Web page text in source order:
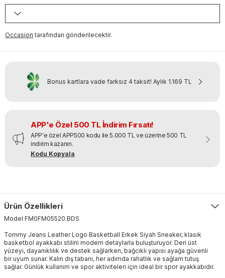
Occasion tarafından gönderilecektir.
Bonus kartlara vade farksız 4 taksit! Aylık 1.169 TL
APP'e Özel 500 TL İndirim Fırsatı!
APP'e özel APP500 kodu ile 5.000 TL ve üzerine 500 TL
indirim kazanın.
Kodu Kopyala
Ürün Özellikleri
Model FM0FM05520.BDS
Tommy Jeans Leather Logo Basketball Erkek Siyah Sneaker, klasik
basketbol ayakkabı stilini modern detaylarla buluşturuyor. Deri üst
yüzeyi, dayanıklılık ve destek sağlarken, bağcıklı yapısı ayağa güvenli
bir uyum sunar. Kalın dış tabanı, her adımda rahatlık ve sağlam tutuş
sağlar. Günlük kullanım ve spor aktiviteleri için ideal bir spor ayakkabıdır.